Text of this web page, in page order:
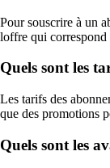
Pour souscrire à un
loffre qui correspond
Quels sont les
Les tarifs des
que des promotions
Quels sont les